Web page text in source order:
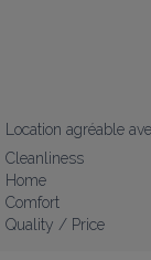
Location agréable
Cleanliness
Home
Comfort
Quality / Price